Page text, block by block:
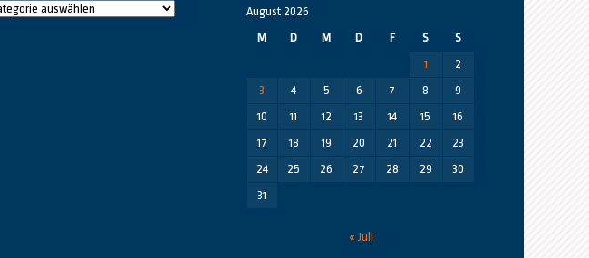
August 2026
M
D M D F S
S
1
2
3
4 5 6 7 8
9
10
11 12 13 14 15
16
17
18 19 20 21 22
23
24
25 26 27 28 29
30
31
« Juli